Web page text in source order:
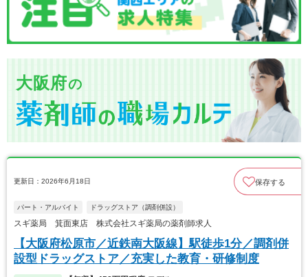
大阪府の
更新日：2026年6月18日 保存する
パート・アルバイト ドラッグストア（調剤併設）
スギ薬局 箕面東店 株式会社スギ薬局の薬剤師求人
【大阪府松原市／近鉄南大阪線】駅徒歩1分／調剤併
設型ドラッグストア／充実した教育・研修制度